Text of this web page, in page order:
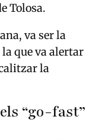
Tolosa.
va ser la
la que va alertar
la
“go-fast”